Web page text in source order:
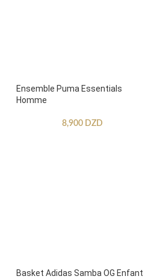
Ensemble Puma Essentials
Homme
8,900 DZD
Basket Adidas Samba OG Enfant